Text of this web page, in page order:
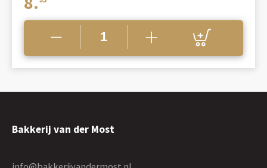
Bakkerij van der Most